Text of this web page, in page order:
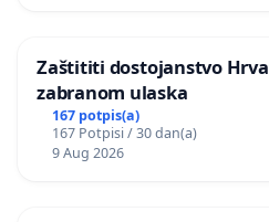
Zaštititi dostojanstvo
zabranom ulaska
167 potpis(a)
167 Potpisi / 30 dan(a)
9 Aug 2026